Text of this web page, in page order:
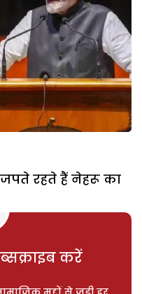
जपते रहते हैं नेहरू का
करें